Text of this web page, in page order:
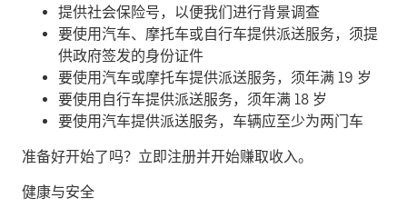
提供社会保险号，以便我们进行背景调查
要使用汽车、摩托车或自行车提供派送服务，须提
供政府签发的身份证件
要使用汽车或摩托车提供派送服务，须年满 19 岁
要使用自行车提供派送服务，须年满 18 岁
要使用汽车提供派送服务，车辆应至少为两门车
准备好开始了吗？立即注册并开始赚取收入。
健康与安全